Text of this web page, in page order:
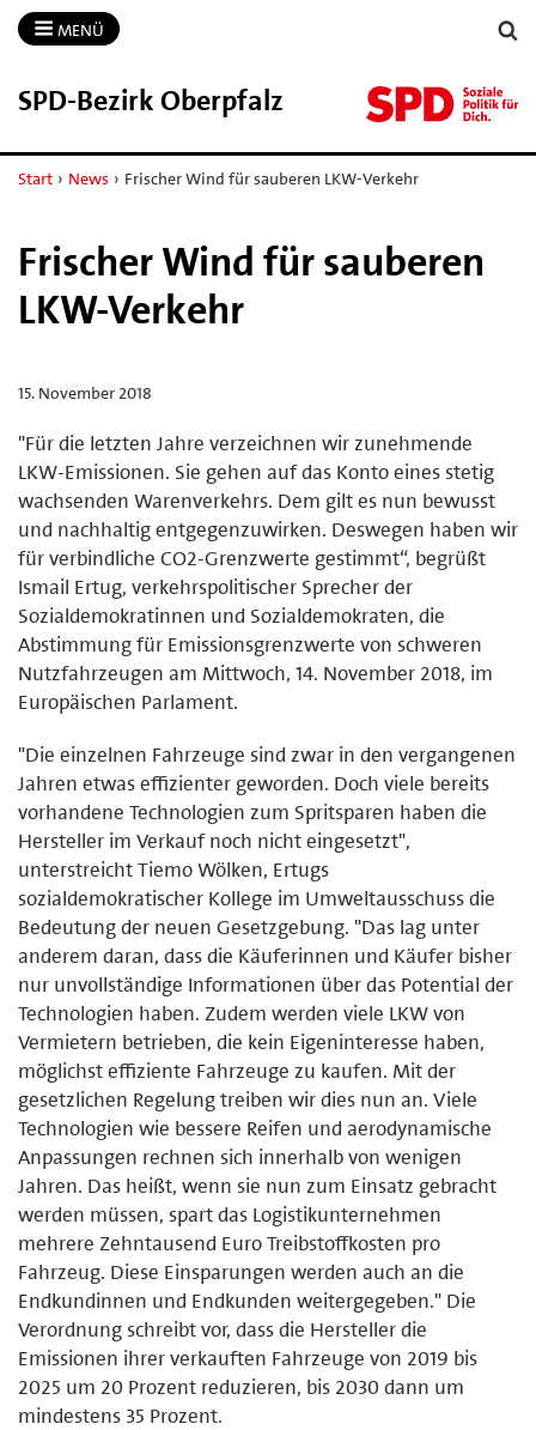
MENÜ
SPD-​Bezirk Oberpfalz
Start › News › Frischer Wind für sauberen LKW-Verkehr
Frischer Wind für sauberen
LKW-Verkehr
15. November 2018
"Für die letzten Jahre verzeichnen wir zunehmende
LKW-Emissionen. Sie gehen auf das Konto eines stetig
wachsenden Warenverkehrs. Dem gilt es nun bewusst
und nachhaltig entgegenzuwirken. Deswegen haben wir
für verbindliche CO2-Grenzwerte gestimmt“, begrüßt
Ismail Ertug, verkehrspolitischer Sprecher der
Sozialdemokratinnen und Sozialdemokraten, die
Abstimmung für Emissionsgrenzwerte von schweren
Nutzfahrzeugen am Mittwoch, 14. November 2018, im
Europäischen Parlament.
"Die einzelnen Fahrzeuge sind zwar in den vergangenen
Jahren etwas effizienter geworden. Doch viele bereits
vorhandene Technologien zum Spritsparen haben die
Hersteller im Verkauf noch nicht eingesetzt",
unterstreicht Tiemo Wölken, Ertugs
sozialdemokratischer Kollege im Umweltausschuss die
Bedeutung der neuen Gesetzgebung. "Das lag unter
anderem daran, dass die Käuferinnen und Käufer bisher
nur unvollständige Informationen über das Potential der
Technologien haben. Zudem werden viele LKW von
Vermietern betrieben, die kein Eigeninteresse haben,
möglichst effiziente Fahrzeuge zu kaufen. Mit der
gesetzlichen Regelung treiben wir dies nun an. Viele
Technologien wie bessere Reifen und aerodynamische
Anpassungen rechnen sich innerhalb von wenigen
Jahren. Das heißt, wenn sie nun zum Einsatz gebracht
werden müssen, spart das Logistikunternehmen
mehrere Zehntausend Euro Treibstoffkosten pro
Fahrzeug. Diese Einsparungen werden auch an die
Endkundinnen und Endkunden weitergegeben." Die
Verordnung schreibt vor, dass die Hersteller die
Emissionen ihrer verkauften Fahrzeuge von 2019 bis
2025 um 20 Prozent reduzieren, bis 2030 dann um
mindestens 35 Prozent.